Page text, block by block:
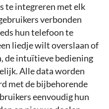
te integreren met elk
verbonden
hun telefoon te
liedje wilt overslaan of
de intuïtieve bediening
Alle data worden
met de bijbehorende
eenvoudig hun